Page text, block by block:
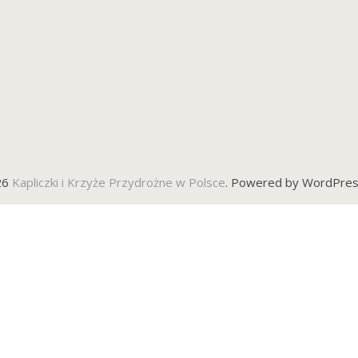
Kapliczki i Krzyże Przydrożne w Polsce. Powered by